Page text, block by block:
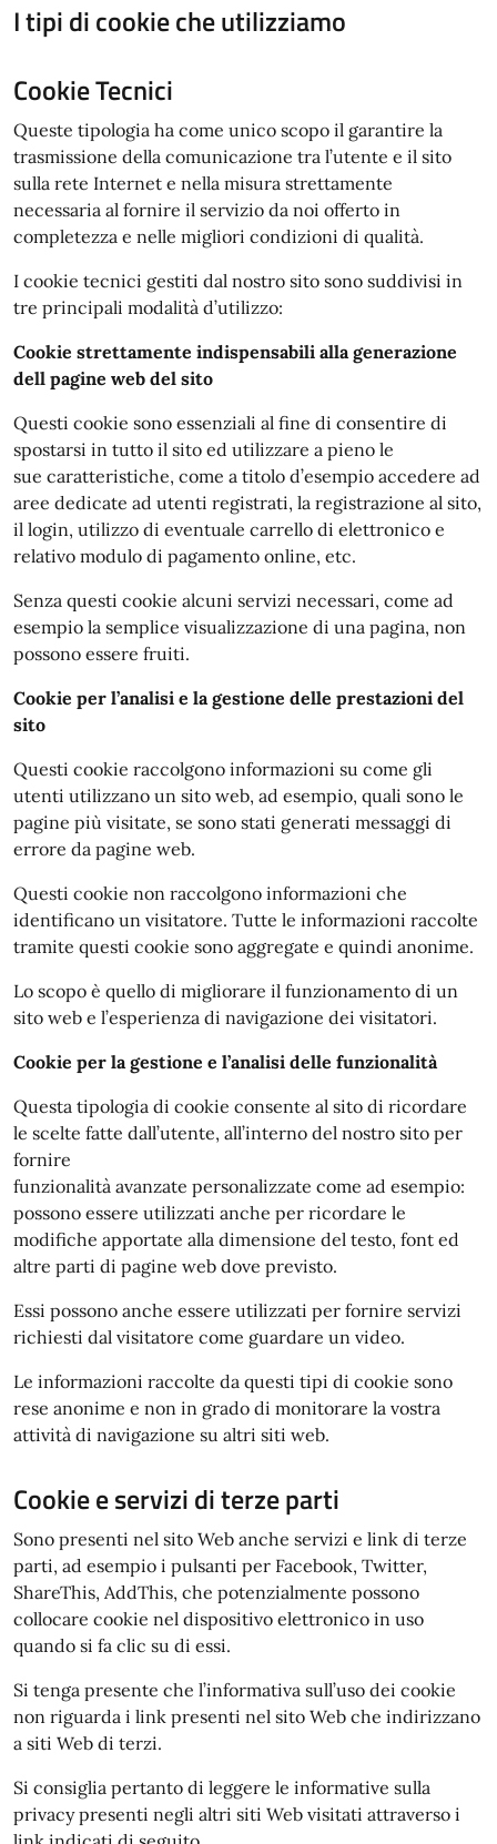
I tipi di cookie che utilizziamo
Cookie Tecnici
Queste tipologia ha come unico scopo il garantire la
trasmissione della comunicazione tra l’utente e il sito
sulla rete Internet e nella misura strettamente
necessaria al fornire il servizio da noi offerto in
completezza e nelle migliori condizioni di qualità.
I cookie tecnici gestiti dal nostro sito sono suddivisi in
tre principali modalità d’utilizzo:
Cookie strettamente indispensabili alla generazione
dell pagine web del sito
Questi cookie sono essenziali al fine di consentire di
spostarsi in tutto il sito ed utilizzare a pieno le
sue caratteristiche, come a titolo d’esempio accedere ad
aree dedicate ad utenti registrati, la registrazione al sito,
il login, utilizzo di eventuale carrello di elettronico e
relativo modulo di pagamento online, etc.
Senza questi cookie alcuni servizi necessari, come ad
esempio la semplice visualizzazione di una pagina, non
possono essere fruiti.
Cookie per l’analisi e la gestione delle prestazioni del
sito
Questi cookie raccolgono informazioni su come gli
utenti utilizzano un sito web, ad esempio, quali sono le
pagine più visitate, se sono stati generati messaggi di
errore da pagine web.
Questi cookie non raccolgono informazioni che
identificano un visitatore. Tutte le informazioni raccolte
tramite questi cookie sono aggregate e quindi anonime.
Lo scopo è quello di migliorare il funzionamento di un
sito web e l’esperienza di navigazione dei visitatori.
Cookie per la gestione e l’analisi delle funzionalità
Questa tipologia di cookie consente al sito di ricordare
le scelte fatte dall’utente, all’interno del nostro sito per
fornire
funzionalità avanzate personalizzate come ad esempio:
possono essere utilizzati anche per ricordare le
modifiche apportate alla dimensione del testo, font ed
altre parti di pagine web dove previsto.
Essi possono anche essere utilizzati per fornire servizi
richiesti dal visitatore come guardare un video.
Le informazioni raccolte da questi tipi di cookie sono
rese anonime e non in grado di monitorare la vostra
attività di navigazione su altri siti web.
Cookie e servizi di terze parti
Sono presenti nel sito Web anche servizi e link di terze
parti, ad esempio i pulsanti per Facebook, Twitter,
ShareThis, AddThis, che potenzialmente possono
collocare cookie nel dispositivo elettronico in uso
quando si fa clic su di essi.
Si tenga presente che l’informativa sull’uso dei cookie
non riguarda i link presenti nel sito Web che indirizzano
a siti Web di terzi.
Si consiglia pertanto di leggere le informative sulla
privacy presenti negli altri siti Web visitati attraverso i